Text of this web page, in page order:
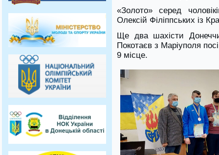
«Золото» серед
Олексій Філіппських із
Ще два шахісти
Покотаєв з Маріуполя
9 місце.